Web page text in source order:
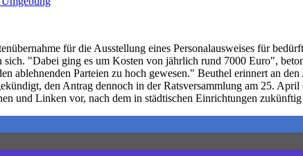
für die Ausstellung eines Personalausweises für
sich. "Dabei ging es um Kosten von jährlich rund 7000 Euro",
ablehnenden Parteien zu hoch gewesen." Beuthel erinnert an
den Antrag dennoch in der Ratsversammlung am 25.
und Linken vor, nach dem in städtischen Einrichtungen